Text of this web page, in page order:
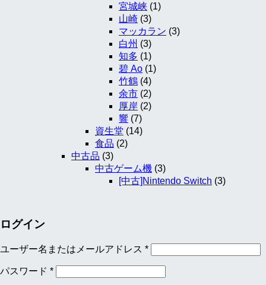
宮城峡 (1)
山崎 (3)
マッカラン (3)
白州 (3)
知多 (1)
碧 Ao (1)
竹鶴 (4)
余市 (2)
厚岸 (2)
響 (7)
資生堂 (14)
食品 (2)
中古品 (3)
中古ゲーム機 (3)
[中古]Nintendo Switch (3)
ログイン
ユーザー名またはメールアドレス *
パスワード *